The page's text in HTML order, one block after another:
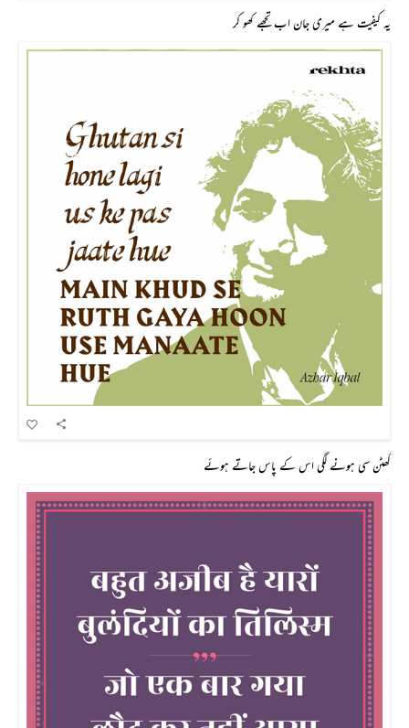
یہ کیفیت ہے میری جان اب تجھے کھو کر
گھٹن سی ہونے لگی اس کے پاس جاتے ہوئے